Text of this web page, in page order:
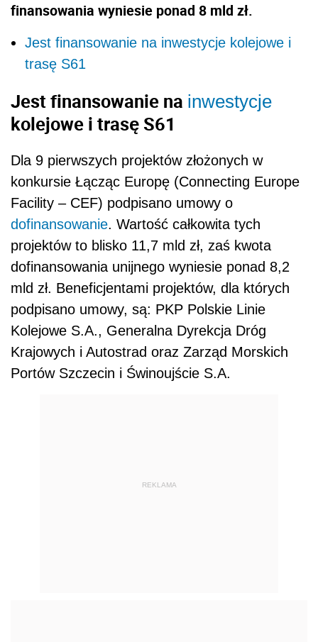
finansowania wyniesie ponad 8 mld zł.
Jest finansowanie na inwestycje kolejowe i
trasę S61
Jest finansowanie na inwestycje
kolejowe i trasę S61
Dla 9 pierwszych projektów złożonych w
konkursie Łącząc Europę (Connecting Europe
Facility – CEF) podpisano umowy o
dofinansowanie. Wartość całkowita tych
projektów to blisko 11,7 mld zł, zaś kwota
dofinansowania unijnego wyniesie ponad 8,2
mld zł. Beneficjentami projektów, dla których
podpisano umowy, są: PKP Polskie Linie
Kolejowe S.A., Generalna Dyrekcja Dróg
Krajowych i Autostrad oraz Zarząd Morskich
Portów Szczecin i Świnoujście S.A.
REKLAMA